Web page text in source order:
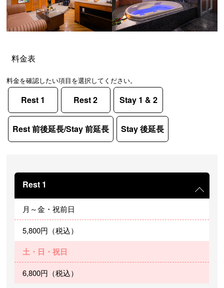
料金表
料金を確認したい項目を選択してください。
Rest 1 Rest 2 Stay 1 & 2
Rest 前後延長/Stay 前延長 Stay 後延長
Rest 1
月～金・祝前日
5,800円（税込）
土・日・祝日
6,800円（税込）